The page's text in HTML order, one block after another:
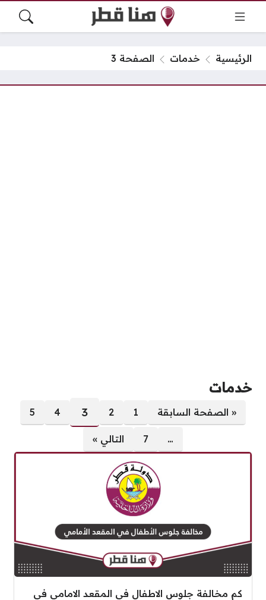
الرئيسية خدمات الصفحة 3
خدمات
« الصفحة السابقة 1
2
3
4
5
…
7 التالي »
كم مخالفة جلوس الاطفال في المقعد الامامي في